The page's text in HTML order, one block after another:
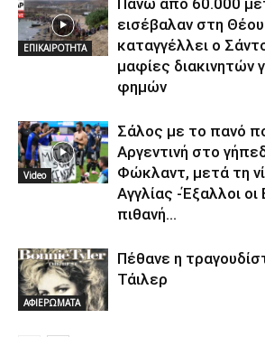
ΕΠΙΚΑΙΡΟΤΗΤΑ
Πάνω από 60.000
εισέβαλαν στη
καταγγέλλει ο
μαφίες διακινητών
φημών
Video
Σάλος με το πανό
Αργεντινή στο
Φώκλαντ, μετά τη
Αγγλίας -Έξαλλοι οι
πιθανή...
ΑΦΙΕΡΩΜΑΤΑ
Πέθανε η
Τάιλερ